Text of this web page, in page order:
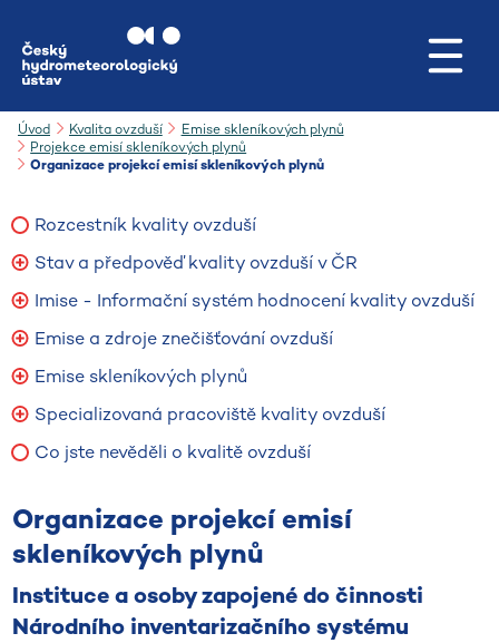
Úvod Kvalita ovzduší
Emise skleníkových plynů
Projekce emisí skleníkových plynů
Organizace projekcí emisí skleníkových plynů
Organizace projekcí emisí
skleníkových plynů
Instituce a osoby zapojené do činnosti
Národního inventarizačního systému
Rozcestník kvality ovzduší
Stav a předpověď kvality ovzduší v ČR
Imise - Informační systém hodnocení kvality ovzduší
Emise a zdroje znečišťování ovzduší
Emise skleníkových plynů
Specializovaná pracoviště kvality ovzduší
Co jste nevěděli o kvalitě ovzduší